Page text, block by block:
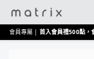
會員專屬 | 首入會員禮500點，